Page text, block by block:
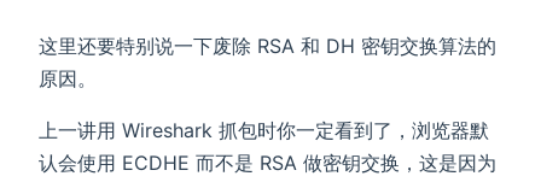
这里还要特别说一下废除 RSA 和 DH 密钥交换算法的
原因。
上一讲用 Wireshark 抓包时你一定看到了，浏览器默
认会使用 ECDHE 而不是 RSA 做密钥交换，这是因为